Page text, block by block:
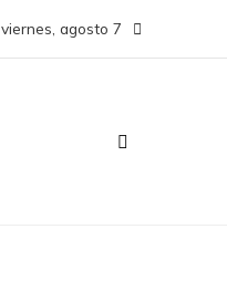
viernes, agosto 7